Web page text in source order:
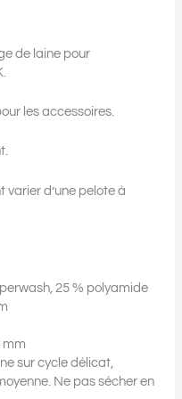
de laine pour
les accessoires.
varier d’une pelote à
25 % polyamide
mm
sur cycle délicat,
Ne pas sécher en